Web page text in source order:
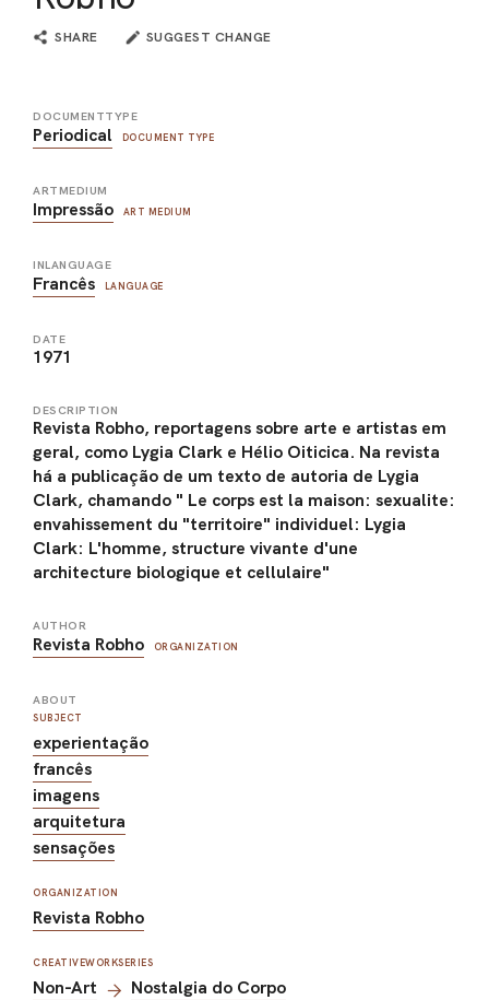
SHARE SUGGEST CHANGE
DOCUMENTTYPE
Periodical DOCUMENT TYPE
ARTMEDIUM
Impressão ART MEDIUM
INLANGUAGE
Francês LANGUAGE
DATE
1971
DESCRIPTION
Revista Robho, reportagens sobre arte e artistas em
geral, como Lygia Clark e Hélio Oiticica. Na revista
há a publicação de um texto de autoria de Lygia
Clark, chamando " Le corps est la maison: sexualite:
envahissement du "territoire" individuel: Lygia
Clark: L'homme, structure vivante d'une
architecture biologique et cellulaire"
AUTHOR
Revista Robho ORGANIZATION
ABOUT
SUBJECT
experientação
francês
imagens
arquitetura
sensações
ORGANIZATION
Revista Robho
CREATIVEWORKSERIES
Non-Art Nostalgia do Corpo